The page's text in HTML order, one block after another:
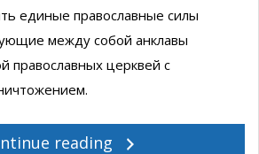
единые православные силы
между собой анклавы
православных церквей с
reading